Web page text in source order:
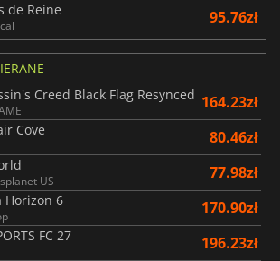
de Reine 95.76zł
Creed Black Flag Resynced 164.23zł
Cove 80.46zł
US 77.98zł
Horizon 6 170.90zł
FC 27 196.23zł